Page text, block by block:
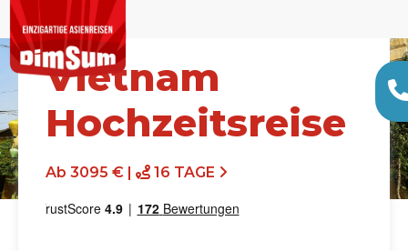
Vietnam
Hochzeitsreise
Ab 3095 € | 16 TAGE